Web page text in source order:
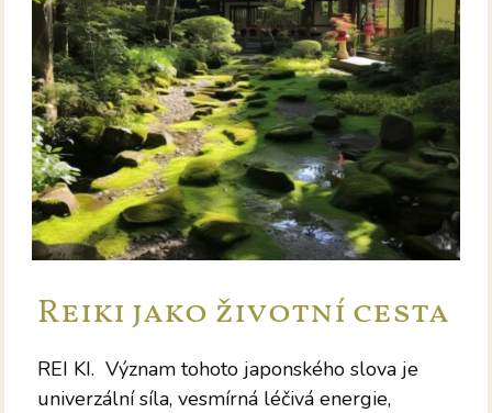
Reiki jako životní cesta
REI KI. Význam tohoto japonského slova je
univerzální síla, vesmírná léčivá energie,